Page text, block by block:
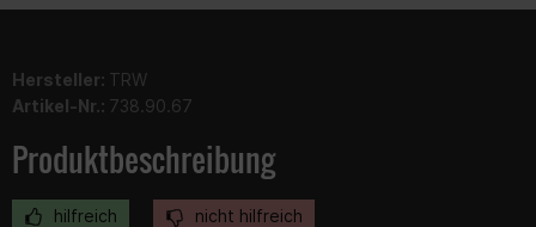
Hersteller: TRW
Artikel-Nr.: 738.90.67
Produktbeschreibung
hilfreich nicht hilfreich